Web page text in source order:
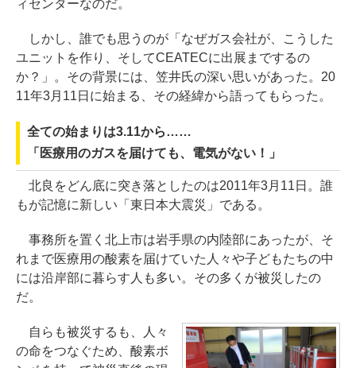
ィセンターなのだ。
しかし、誰でも思うのが「なぜガス会社が、こうした
ユニットを作り、そしてCEATECに出展までするの
か？」。その背景には、笠井氏の深い思いがあった。20
11年3月11日に始まる、その経緯から語ってもらった。
全ての始まりは3.11から……
「医療用のガスを届けても、電気がない！」
北良をどん底に突き落としたのは2011年3月11日。誰
もが記憶に新しい「東日本大震災」である。
事務所を置く北上市は岩手県の内陸部にあったが、そ
れまで医療用の酸素を届けていた人々や子どもたちの中
には沿岸部に暮らす人も多い。その多くが被災したの
だ。
自らも被災するも、人々
の命をつなぐため、酸素ボ